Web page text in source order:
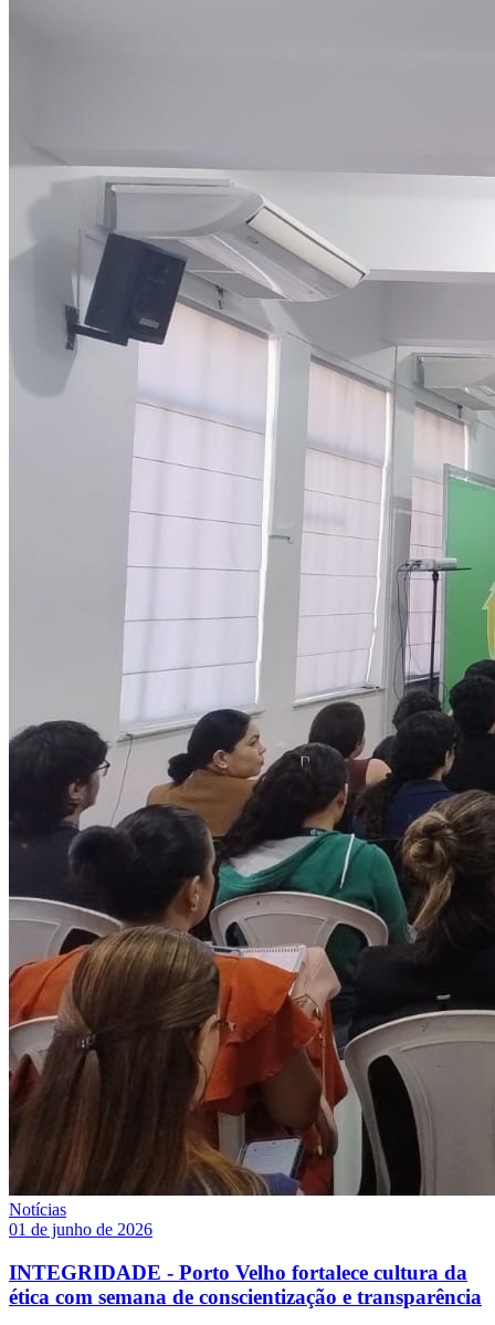
Notícias
01 de junho de 2026
INTEGRIDADE - Porto Velho fortalece cultura da
ética com semana de conscientização e transparência